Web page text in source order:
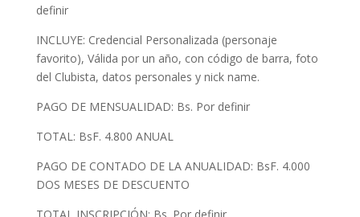
definir
INCLUYE: Credencial Personalizada (personaje
favorito), Válida por un año, con código de barra, foto
del Clubista, datos personales y nick name.
PAGO DE MENSUALIDAD: Bs. Por definir
TOTAL: BsF. 4.800 ANUAL
PAGO DE CONTADO DE LA ANUALIDAD: BsF. 4.000
DOS MESES DE DESCUENTO